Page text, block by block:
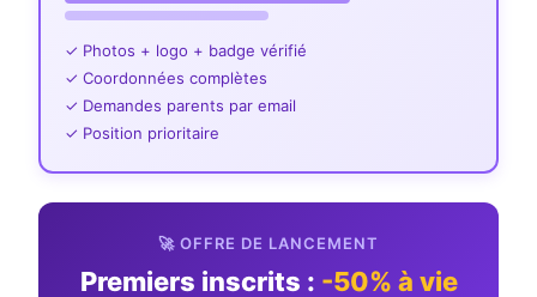
✓ Photos + logo + badge vérifié
✓ Coordonnées complètes
✓ Demandes parents par email
✓ Position prioritaire
🚀 OFFRE DE LANCEMENT
Premiers inscrits : -50% à vie